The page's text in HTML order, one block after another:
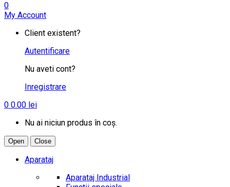
0
My Account
Client existent?
Autentificare
Nu aveti cont?
Inregistrare
0 0.00 lei
Nu ai niciun produs în coș.
Open Close
Aparataj
Aparataj Industrial